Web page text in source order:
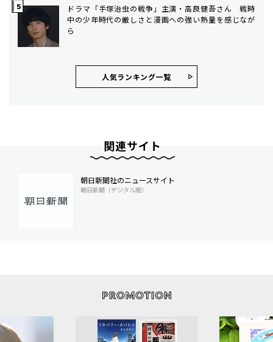
ドラマ「手塚治虫の戦争」主演・高良健吾さん 戦時
中の少年時代の厳しさと漫画への強い熱量を感じなが
ら
人気ランキング⼀覧
関連サイト
朝日新聞社のニュースサイト
朝日新聞（デジタル版）